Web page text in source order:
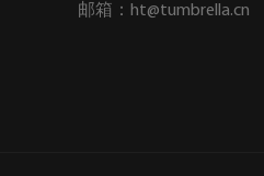
邮箱： ht@tumbrella.cn